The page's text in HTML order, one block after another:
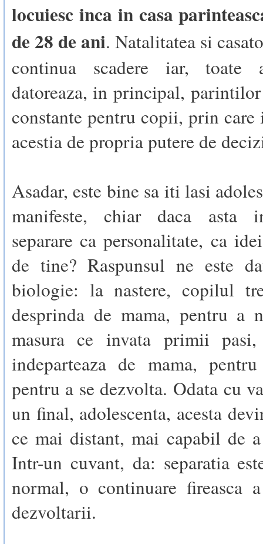
locuiesc inca in casa
de 28 de ani. Natalitatea si
continua scadere iar, toate
datoreaza, in principal,
constante pentru copii, prin care
acestia de propria putere de
Asadar, este bine sa iti lasi
manifeste, chiar daca asta
separare ca personalitate, ca
de tine? Raspunsul ne este
biologie: la nastere, copilul
desprinda de mama, pentru a
masura ce invata primii
indeparteaza de mama,
pentru a se dezvolta. Odata cu
un final, adolescenta, acesta
ce mai distant, mai capabil de
Intr-un cuvant, da: separatia
normal, o continuare fireasca
dezvoltarii.